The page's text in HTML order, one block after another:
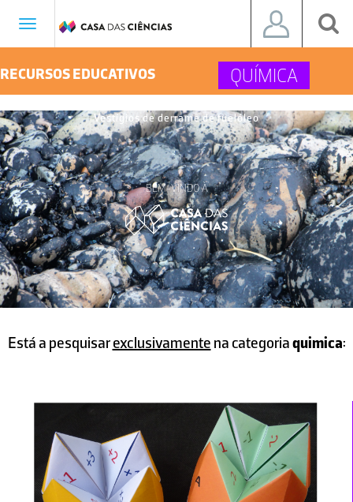
Toggle
RECURSOS EDUCATIVOS QUÍMICA
Vestígios de derrame de fuelóleo
BEM-VINDO À
Está a pesquisarexclusivamente na categoriaquimica: